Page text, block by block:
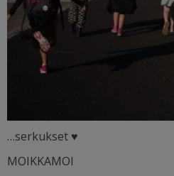
…serkukset ♥
MOIKKAMOI